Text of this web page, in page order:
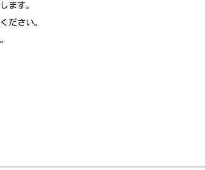
ます。
ださい。